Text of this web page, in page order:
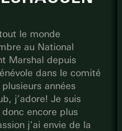
le monde
au National
Marshal depuis
dans le comité
années
j’adore! Je suis
encore plus
j’ai envie de la